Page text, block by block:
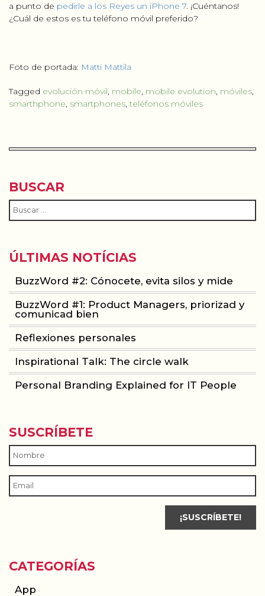
a punto de pedirle a los Reyes un iPhone 7. ¡Cuéntanos!
¿Cuál de estos es tu teléfono móvil preferido?
Foto de portada: Matti Mattila
Tagged evolución móvil, mobile, mobile evolution, móviles,
smarthphone, smartphones, teléfonos móviles
BUSCAR
ÚLTIMAS NOTÍCIAS
BuzzWord #2: Cónocete, evita silos y mide
BuzzWord #1: Product Managers, priorizad y
comunicad bien
Reflexiones personales
Inspirational Talk: The circle walk
Personal Branding Explained for IT People
SUSCRÍBETE
CATEGORÍAS
App